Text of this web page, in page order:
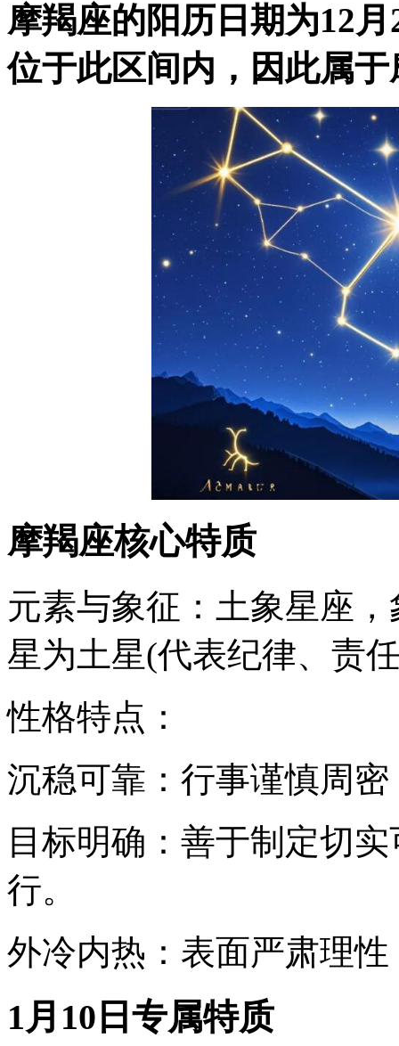
摩羯座的阳历日期为12
位于此区间内，因此属
摩羯座核心特质
元素与象征：土象星座
星为土星(代表纪律、责
性格特点：
沉稳可靠：行事谨慎周
目标明确：善于制定切
行。
外冷内热：表面严肃理
1月10日专属特质